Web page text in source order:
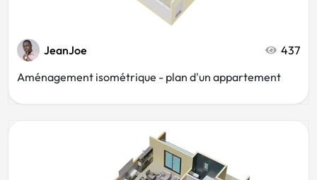
JeanJoe
437
Aménagement isométrique - plan d'un appartement